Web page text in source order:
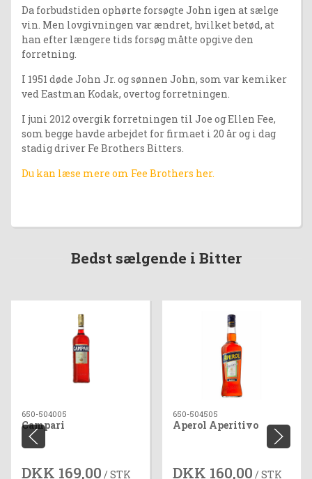
Da forbudstiden ophørte forsøgte John igen at sælge
vin. Men lovgivningen var ændret, hvilket betød, at
han efter længere tids forsøg måtte opgive den
forretning.
I 1951 døde John Jr. og sønnen John, som var kemiker
ved Eastman Kodak, overtog forretningen.
I juni 2012 overgik forretningen til Joe og Ellen Fee,
som begge havde arbejdet for firmaet i 20 år og i dag
stadig driver Fe Brothers Bitters.
Du kan læse mere om Fee Brothers her.
Bedst sælgende i Bitter
650-504005
Campari
DKK 169,00 / STK
650-504505
Aperol Aperitivo
DKK 160,00 / STK